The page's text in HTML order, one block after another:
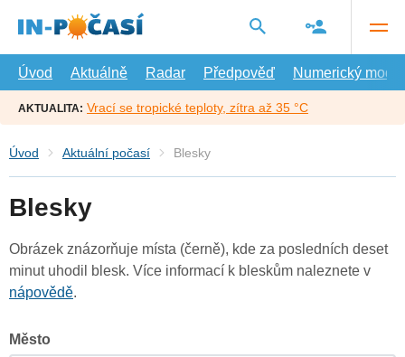
hlavní
Úvod
Aktuálně Radar Předpověď Numerický model
AKTUALITA: Vrací se tropické teploty, zítra až 35 °C
Úvod Aktuální počasí Blesky
Blesky
Obrázek znázorňuje místa (černě), kde za posledních deset
minut uhodil blesk. Více informací k bleskům naleznete v
nápovědě.
Město